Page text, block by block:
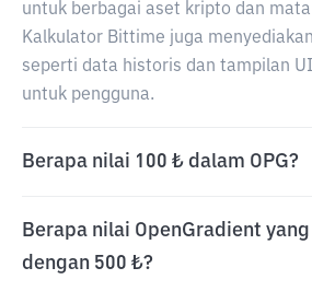
untuk berbagai aset kripto dan
Kalkulator Bittime juga
seperti data historis dan tampilan
untuk pengguna.
Berapa nilai 100 ₺ dalam OPG?
Berapa nilai OpenGradient
dengan 500 ₺?